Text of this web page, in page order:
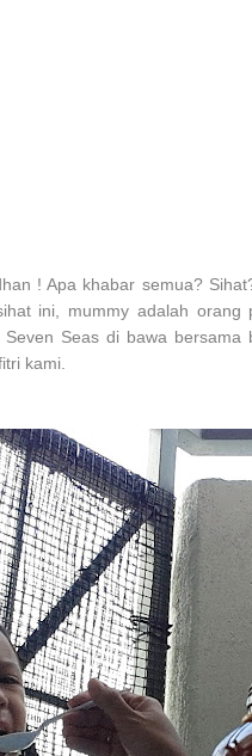
! Apa khabar semua?
ini, mummy adalah orang
Seas di bawa
kami.